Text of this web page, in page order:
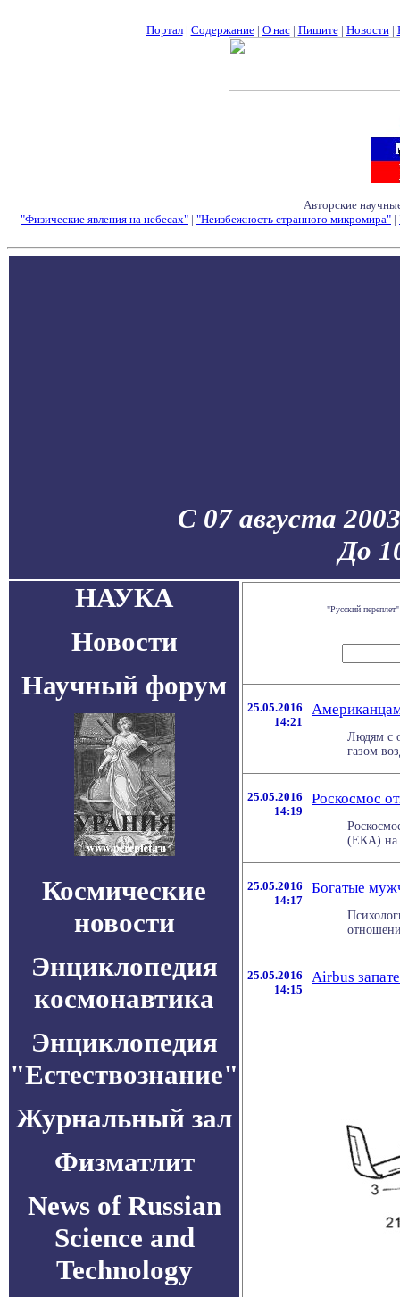
Портал| Содержание| О нас| Пишите| Новости|
Авторские
"Физические явления на небесах" | "Неизбежность странного микромира" |
С 07 августа
До
НАУКА
Новости
Научный форум
Космические
новости
Энциклопедия
космонавтика
Энциклопедия
"Естествознание"
Журнальный зал
Физматлит
News of Russian
Science and
Technology
"Русский
25.05.2016
14:21
Людям с
газом
25.05.2016
14:19
Роскосмос
(ЕКА) на
25.05.2016
14:17
Богатые
25.05.2016
14:15
Airbus